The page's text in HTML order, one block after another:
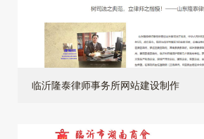
临沂隆泰律师事务所网站建设制作